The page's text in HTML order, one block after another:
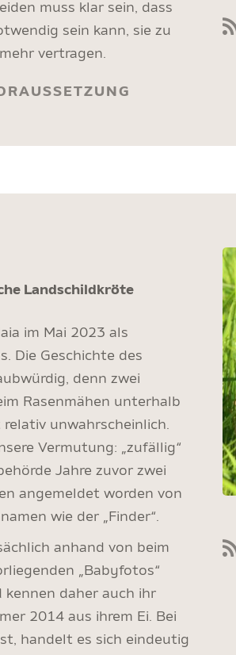
muss klar sein, dass
sein kann, sie zu
vertragen.
Landschildkröte
im Mai 2023 als
Die Geschichte des
denn zwei
Rasenmähen unterhalb
unwahrscheinlich.
Vermutung: „zufällig“
Jahre zuvor zwei
angemeldet worden von
wie der „Finder“.
anhand von beim
„Babyfotos“
daher auch ihr
2014 aus ihrem Ei. Bei
handelt es sich eindeutig